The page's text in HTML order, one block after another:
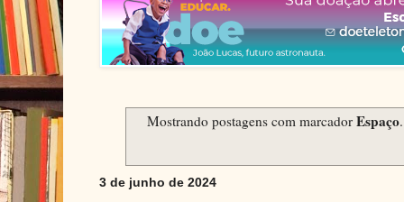
Mostrando postagens com marcadorEspaço
3 de junho de 2024